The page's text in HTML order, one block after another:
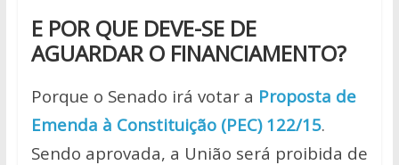
E POR QUE DEVE-SE DE
AGUARDAR O FINANCIAMENTO?
Porque o Senado irá votar a Proposta de
Emenda à Constituição (PEC) 122/15.
Sendo aprovada, a União será proibida de